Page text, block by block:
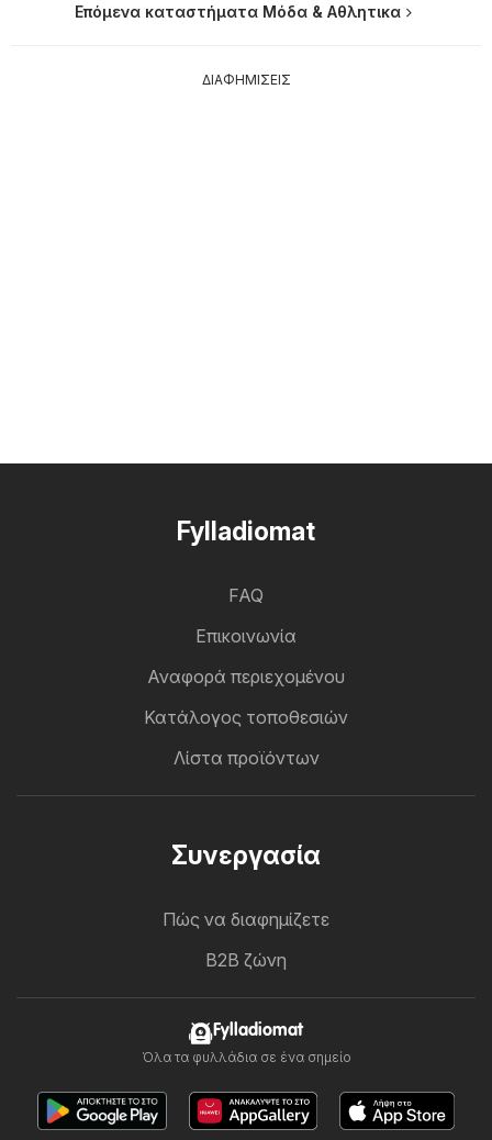
Επόμενα καταστήματα Μόδα & Aθλητικα
ΔΙΑΦΗΜΙΣΕΙΣ
Fylladiomat
FAQ
Επικοινωνία
Αναφορά περιεχομένου
Κατάλογος τοποθεσιών
Λίστα προϊόντων
Συνεργασία
Πώς να διαφημίζετε
B2B ζώνη
Fylladiomat
Όλα τα φυλλάδια σε ένα σημείο